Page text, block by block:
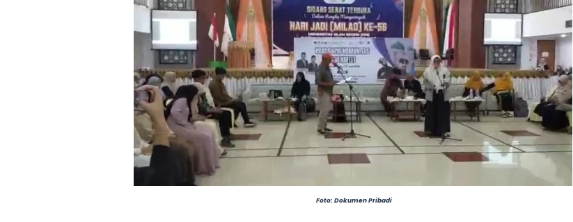
Foto: Dokumen Pribadi